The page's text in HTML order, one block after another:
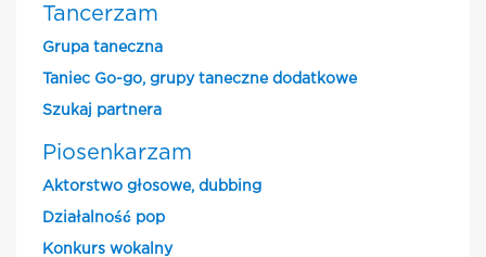
Tancerzam
Grupa taneczna
Taniec Go-go, grupy taneczne dodatkowe
Szukaj partnera
Piosenkarzam
Aktorstwo głosowe, dubbing
Działalność pop
Konkurs wokalny